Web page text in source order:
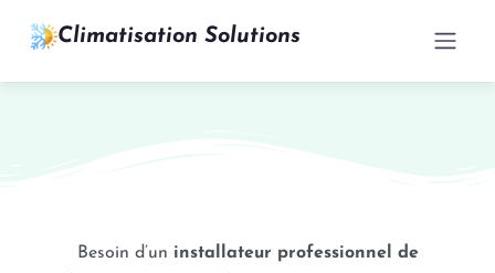
Climatisation Solutions
Besoin d’un installateur professionnel de